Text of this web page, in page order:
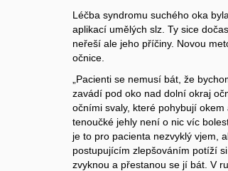
Léčba syndromu suchého oka
aplikací umělých slz. Ty sice
neřeší ale jeho příčiny. Novou
očnice.
„Pacienti se nemusí bát, že
zavádí pod oko nad dolní okraj
očními svaly, které pohybují
tenoučké jehly není o nic víc
je to pro pacienta nezvyklý vjem,
postupujícím zlepšováním potíží
zvyknou a přestanou se jí bát. V